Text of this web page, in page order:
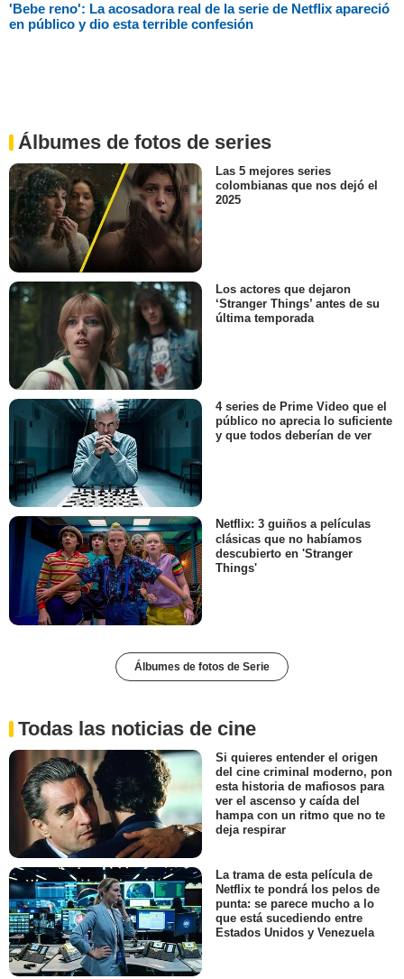
'Bebe reno': La acosadora real de la serie de Netflix apareció
en público y dio esta terrible confesión
Álbumes de fotos de series
Las 5 mejores series
colombianas que nos dejó el
2025
Los actores que dejaron
‘Stranger Things’ antes de su
última temporada
4 series de Prime Video que el
público no aprecia lo suficiente
y que todos deberían de ver
Netflix: 3 guiños a películas
clásicas que no habíamos
descubierto en 'Stranger
Things'
Álbumes de fotos de Serie
Todas las noticias de cine
Si quieres entender el origen
del cine criminal moderno, pon
esta historia de mafiosos para
ver el ascenso y caída del
hampa con un ritmo que no te
deja respirar
La trama de esta película de
Netflix te pondrá los pelos de
punta: se parece mucho a lo
que está sucediendo entre
Estados Unidos y Venezuela